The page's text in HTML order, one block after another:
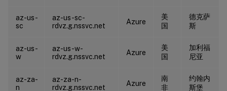
az-us-
sc
az-us-sc-
rdvz.g.nssvc.net
Azure
美
国
德克萨
斯
az-us-
w
az-us-w-
rdvz.g.nssvc.net
Azure
美
国
加利福
尼亚
az-za-
n
az-za-n-
rdvz.g.nssvc.net
Azure
南
非
约翰内
斯堡